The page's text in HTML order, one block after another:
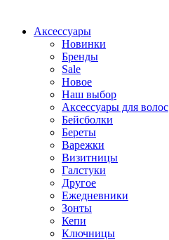
Аксессуары
Новинки
Бренды
Sale
Новое
Наш выбор
Аксессуары для волос
Бейсболки
Береты
Варежки
Визитницы
Галстуки
Другое
Ежедневники
Зонты
Кепи
Ключницы